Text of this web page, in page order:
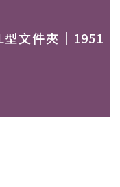
文件夾｜1951